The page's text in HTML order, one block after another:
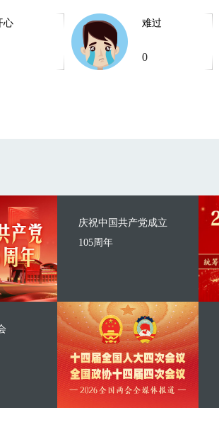
心 难过
0
庆祝中国共产党成立
105周年